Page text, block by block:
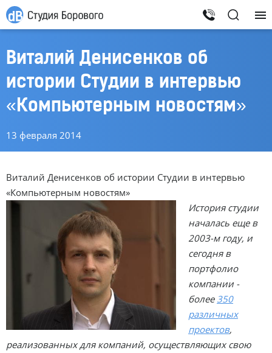
Виталий Денисенков об
истории Студии в интервью
«Компьютерным новостям»
13 февраля 2014
Виталий Денисенков об истории Студии в интервью
«Компьютерным новостям»
История студии
началась еще в
2003-м году, и
сегодня в
портфолио
компании -
более 350
различных
проектов,
реализованных для компаний, осуществляющих свою